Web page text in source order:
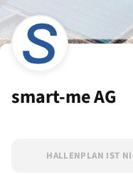
smart-me AG
HALLENPLAN IST